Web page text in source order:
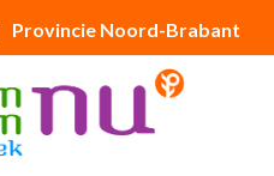
Provincie Noord-Brabant